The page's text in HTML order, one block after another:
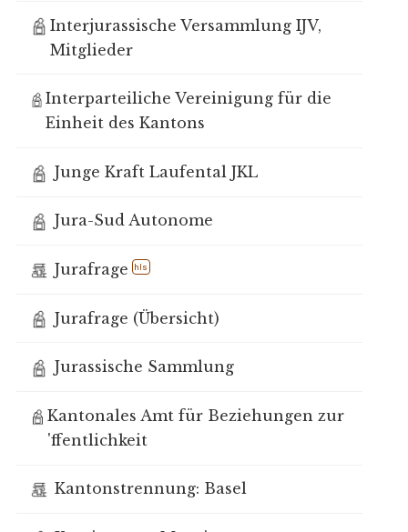
Interjurassische Versammlung IJV,
Mitglieder
Interparteiliche Vereinigung für die
Einheit des Kantons
Junge Kraft Laufental JKL
Jura-Sud Autonome
Jurafrage hls
Jurafrage (Übersicht)
Jurassische Sammlung
Kantonales Amt für Beziehungen zur
'ffentlichkeit
Kantonstrennung: Basel